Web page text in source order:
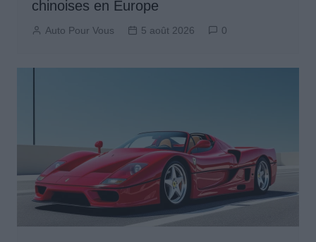
chinoises en Europe
Auto Pour Vous 5 août 2026 0